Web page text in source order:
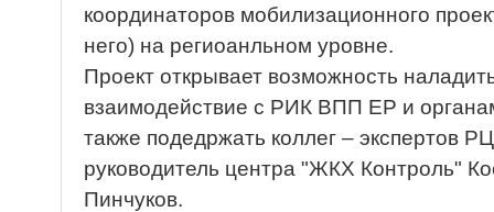
координаторов мобилизационного
него) на региоанльном уровне.
Проект открывает возможность
взаимодействие с РИК ВПП ЕР и
также подедржать коллег – экспертов
руководитель центра "ЖКХ Контроль"
Пинчуков.